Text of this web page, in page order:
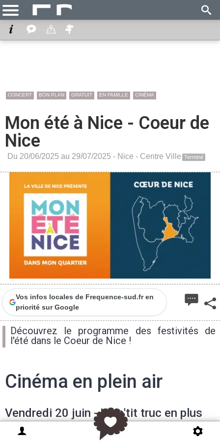
CONCERT BON PLAN GRATUIT EN FAMILLE CINÉMA
Mon été à Nice - Coeur de
Nice
Du 20/06/2025 au 29/07/2025 - Nice - Centre Ville Terminé
Vos infos locales de Frequence-sud.fr en
priorité sur Google
Découvrez le programme des festivités de
l'été dans le Coeur de Nice !
Cinéma en plein air
Vendredi 20 juin - Un p'tit truc en plus
2024 – 1h39